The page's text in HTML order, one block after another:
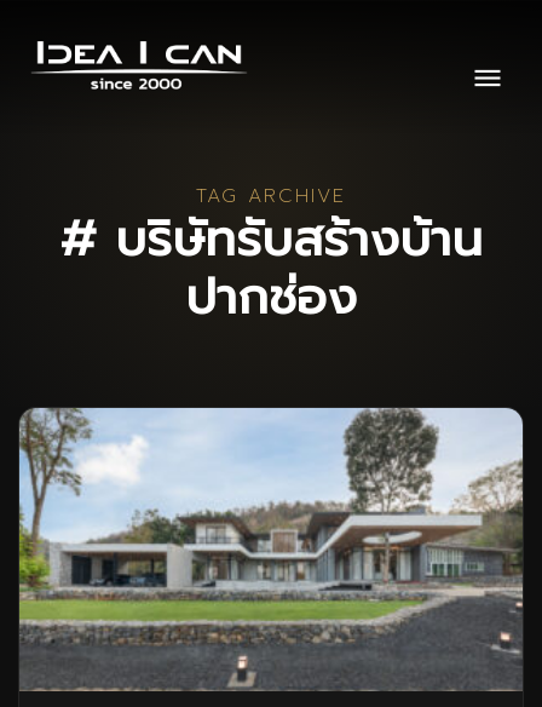
TAG ARCHIVE
# บริษัทรับสร้างบ้าน
ปากช่อง